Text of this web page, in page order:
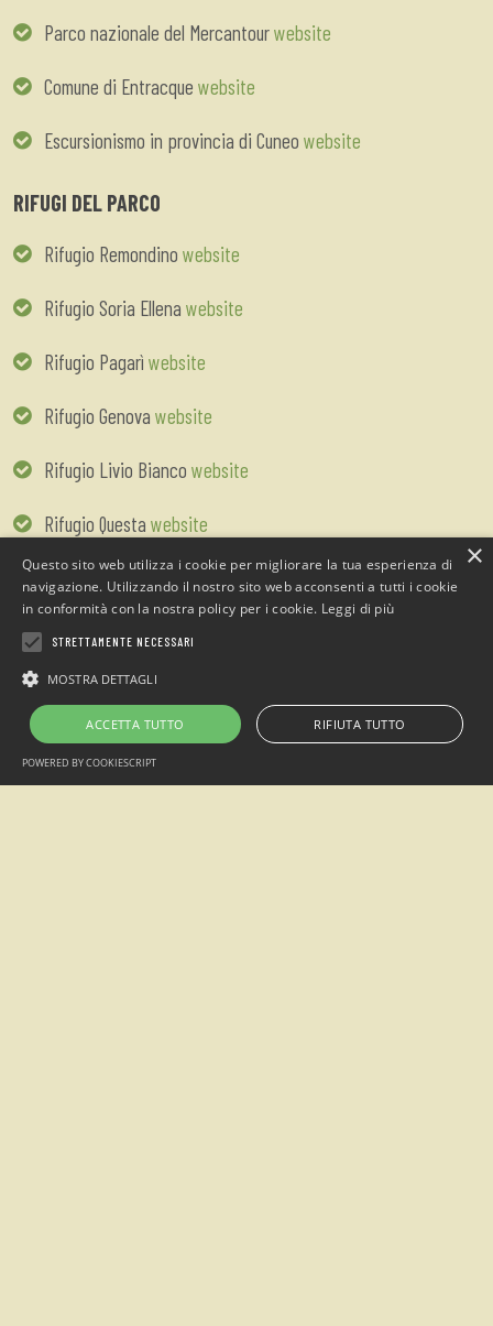
Parco nazionale del Mercantourwebsite
Comune di Entracque website
Escursionismo in provincia di Cuneo website
RIFUGI DEL PARCO
Rifugio Remondino website
Rifugio Soria Ellena website
Rifugio Pagarì website
Rifugio Genova website
Rifugio Livio Bianco website
Rifugio Questa website
Rifugio Bozanowebsite
Rifugio Valascowebsite
I NOSTRI AMICI
B&B Notte Stellata a Gaiola, Valle Sturawebsite
×
Questo sito web utilizza i cookie per migliorare la tua esperienza di
navigazione. Utilizzando il nostro sito web acconsenti a tutti i cookie
in conformità con la nostra policy per i cookie. Leggi di più
STRETTAMENTE NECESSARI
MOSTRA DETTAGLI
ACCETTA TUTTO RIFIUTA TUTTO
POWERED BY COOKIESCRIPT